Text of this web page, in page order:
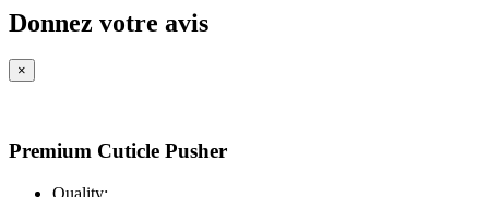
Donnez votre avis
×
Premium Cuticle Pusher
Quality: